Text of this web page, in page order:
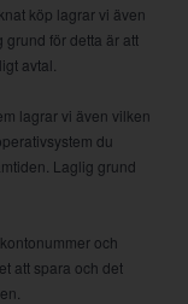
köp lagrar vi även
för detta är att
avtal.
lagrar vi även vilken
du
Laglig grund
och
att spara och det